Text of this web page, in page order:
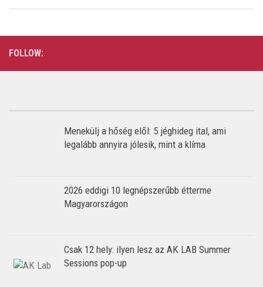
FOLLOW:
Menekülj a hőség elől: 5 jéghideg ital, ami
legalább annyira jólesik, mint a klíma
2026 eddigi 10 legnépszerűbb étterme
Magyarországon
Csak 12 hely: ilyen lesz az AK LAB Summer
Sessions pop-up